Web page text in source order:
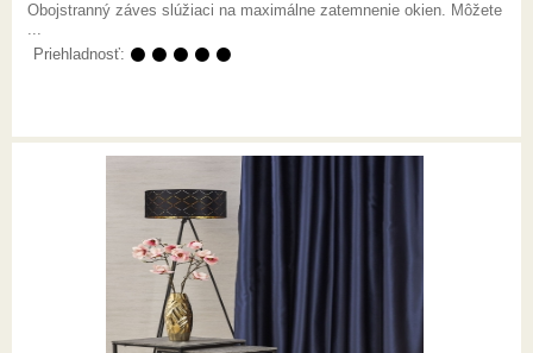
Obojstranný záves slúžiaci na maximálne zatemnenie okien. Môžete
...
Priehladnosť: ⚫ ⚫ ⚫ ⚫ ⚫